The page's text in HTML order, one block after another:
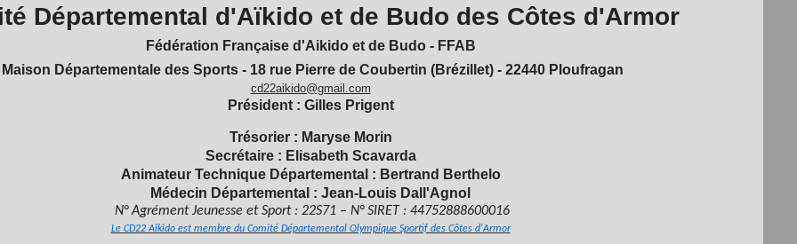
Départemental d'Aïkido et de Budo des Côtes d'Armor
Fédération Française d'Aikido et de Budo - FFAB
Maison Départementale des Sports - 18 rue Pierre de Coubertin (Brézillet) - 22440 Ploufragan
cd22aikido@gmail.com
Président : Gilles Prigent
Trésorier : Maryse Morin
Secrétaire : Elisabeth Scavarda
Animateur Technique Départemental : Bertrand Berthelo
Médecin Départemental : Jean-Louis Dall'Agnol
N° Agrément Jeunesse et Sport : 22S71 – N° SIRET : 44752888600016
Le CD22 Aikido est membre du Comité Départemental Olympique Sportif des Côtes d'Armor